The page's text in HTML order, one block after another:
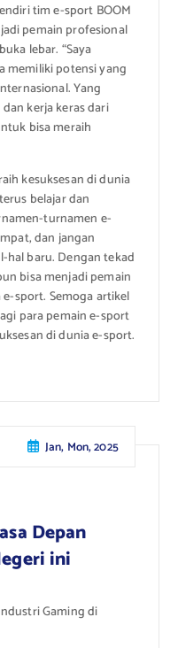
tim e-sport BOOM
pemain profesional
lebar. “Saya
memiliki potensi yang
Yang
kerja keras dari
bisa meraih
kesuksesan di dunia
belajar dan
turnamen e-
dan jangan
baru. Dengan tekad
bisa menjadi pemain
sport. Semoga artikel
para pemain e-sport
di dunia e-sport.
Jan, Mon, 2025
Depan
ini
Gaming di